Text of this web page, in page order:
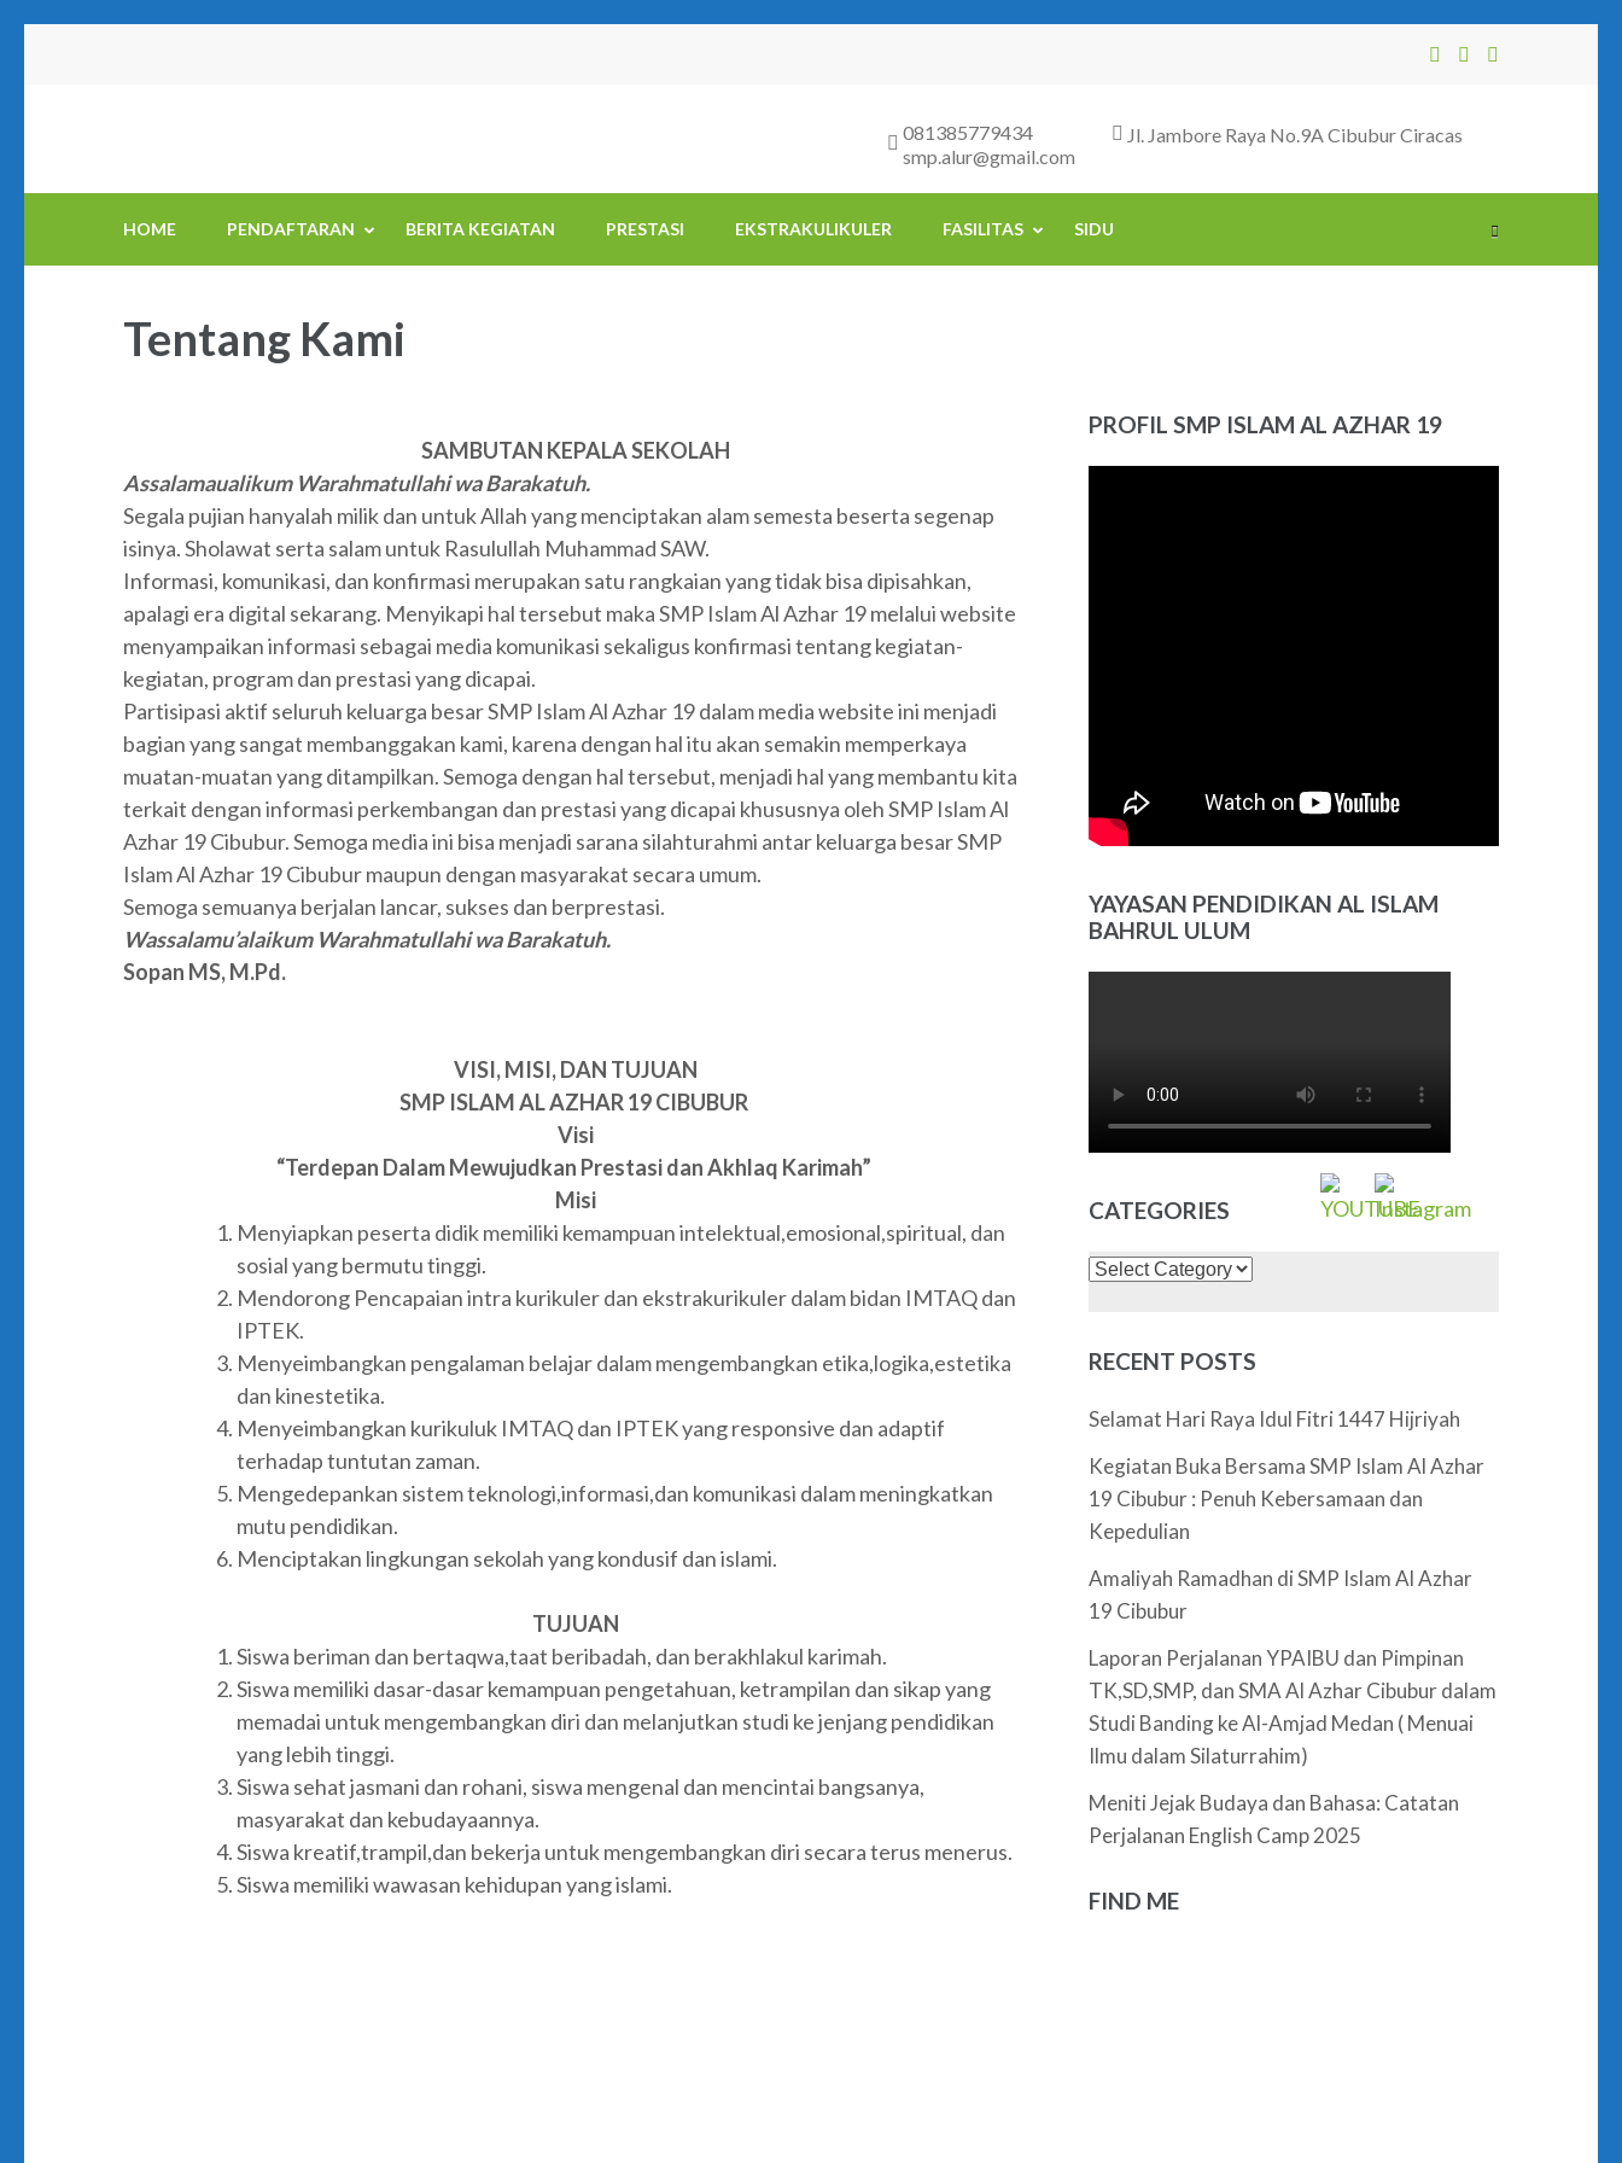
Jl. Jambore Raya No.9A Cibubur Ciracas
081385779434
smp.alur@gmail.com
HOME PENDAFTARAN BERITA KEGIATAN PRESTASI EKSTRAKULIKULER FASILITAS SIDU
Tentang Kami
SAMBUTAN KEPALA SEKOLAH
Assalamaualikum Warahmatullahi wa Barakatuh.
Segala pujian hanyalah milik dan untuk Allah yang menciptakan alam semesta beserta segenap
isinya. Sholawat serta salam untuk Rasulullah Muhammad SAW.
Informasi, komunikasi, dan konfirmasi merupakan satu rangkaian yang tidak bisa dipisahkan,
apalagi era digital sekarang. Menyikapi hal tersebut maka SMP Islam Al Azhar 19 melalui website
menyampaikan informasi sebagai media komunikasi sekaligus konfirmasi tentang kegiatan-
kegiatan, program dan prestasi yang dicapai.
Partisipasi aktif seluruh keluarga besar SMP Islam Al Azhar 19 dalam media website ini menjadi
bagian yang sangat membanggakan kami, karena dengan hal itu akan semakin memperkaya
muatan-muatan yang ditampilkan. Semoga dengan hal tersebut, menjadi hal yang membantu kita
terkait dengan informasi perkembangan dan prestasi yang dicapai khususnya oleh SMP Islam Al
Azhar 19 Cibubur. Semoga media ini bisa menjadi sarana silahturahmi antar keluarga besar SMP
Islam Al Azhar 19 Cibubur maupun dengan masyarakat secara umum.
Semoga semuanya berjalan lancar, sukses dan berprestasi.
Wassalamu’alaikum Warahmatullahi wa Barakatuh.
Sopan MS, M.Pd.
VISI, MISI, DAN TUJUAN
SMP ISLAM AL AZHAR 19 CIBUBUR
Visi
“Terdepan Dalam Mewujudkan Prestasi dan Akhlaq Karimah”
Misi
Menyiapkan peserta didik memiliki kemampuan intelektual,emosional,spiritual, dan
sosial yang bermutu tinggi.
Mendorong Pencapaian intra kurikuler dan ekstrakurikuler dalam bidan IMTAQ dan
IPTEK.
Menyeimbangkan pengalaman belajar dalam mengembangkan etika,logika,estetika
dan kinestetika.
Menyeimbangkan kurikuluk IMTAQ dan IPTEK yang responsive dan adaptif
terhadap tuntutan zaman.
Mengedepankan sistem teknologi,informasi,dan komunikasi dalam meningkatkan
mutu pendidikan.
Menciptakan lingkungan sekolah yang kondusif dan islami.
TUJUAN
Siswa beriman dan bertaqwa,taat beribadah, dan berakhlakul karimah.
Siswa memiliki dasar-dasar kemampuan pengetahuan, ketrampilan dan sikap yang
memadai untuk mengembangkan diri dan melanjutkan studi ke jenjang pendidikan
yang lebih tinggi.
Siswa sehat jasmani dan rohani, siswa mengenal dan mencintai bangsanya,
masyarakat dan kebudayaannya.
Siswa kreatif,trampil,dan bekerja untuk mengembangkan diri secara terus menerus.
Siswa memiliki wawasan kehidupan yang islami.
PROFIL SMP ISLAM AL AZHAR 19
YAYASAN PENDIDIKAN AL ISLAM
BAHRUL ULUM
CATEGORIES
Categories
RECENT POSTS
Selamat Hari Raya Idul Fitri 1447 Hijriyah
Kegiatan Buka Bersama SMP Islam Al Azhar
19 Cibubur : Penuh Kebersamaan dan
Kepedulian
Amaliyah Ramadhan di SMP Islam Al Azhar
19 Cibubur
Laporan Perjalanan YPAIBU dan Pimpinan
TK,SD,SMP, dan SMA Al Azhar Cibubur dalam
Studi Banding ke Al-Amjad Medan ( Menuai
Ilmu dalam Silaturrahim)
Meniti Jejak Budaya dan Bahasa: Catatan
Perjalanan English Camp 2025
FIND ME